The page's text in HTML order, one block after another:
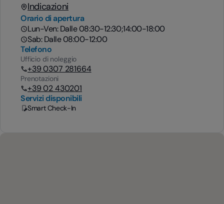
Indicazioni
Orario di apertura
Lun-Ven: Dalle 08:30-12:30;14:00-18:00
Sab: Dalle 08:00-12:00
Telefono
Ufficio di noleggio
+39 0307 281664
Prenotazioni
+39 02 430201
Servizi disponibili
Smart Check-In